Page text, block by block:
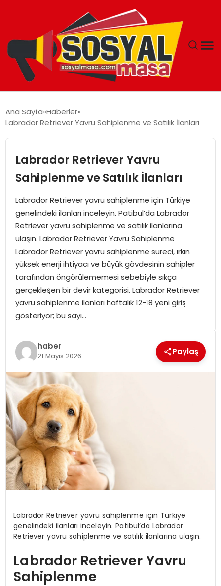
GÜNCEL
TEKNOLOJI
Ana Sayfa Haberler
Labrador Retriever Yavru Sahiplenme ve Satılık İlanları
Labrador Retriever Yavru
Sahiplenme ve Satılık İlanları
Labrador Retriever yavru sahiplenme için Türkiye
genelindeki ilanları inceleyin. Patibul’da Labrador
Retriever yavru sahiplenme ve satılık ilanlarına
ulaşın. Labrador Retriever Yavru Sahiplenme
Labrador Retriever yavru sahiplenme süreci, ırkın
yüksek enerji ihtiyacı ve büyük gövdesinin sahipler
tarafından öngörülememesi sebebiyle sıkça
gerçekleşen bir devir kategorisi. Labrador Retriever
yavru sahiplenme ilanları haftalık 12-18 yeni giriş
gösteriyor; bu sayı…
haber
21 Mayıs 2026 Paylaş
Labrador Retriever yavru sahiplenme için Türkiye
genelindeki ilanları inceleyin. Patibul’da Labrador
Retriever yavru sahiplenme ve satılık ilanlarına ulaşın.
Labrador Retriever Yavru
Sahiplenme